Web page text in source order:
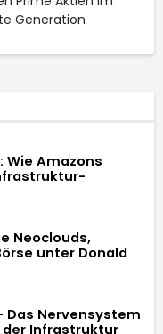
Generation
Wie Amazons
Neoclouds,
unter Donald
Das Nervensystem
der Infrastruktur